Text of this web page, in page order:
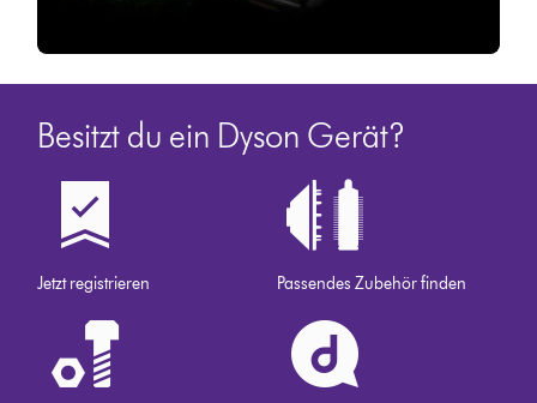
Besitzt du ein Dyson Gerät?
Jetzt registrieren Passendes Zubehör finden